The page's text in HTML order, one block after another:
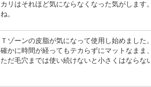
カリはそれほど気にならなくなった気がします
ね。
Ｔゾーンの皮脂が気になって使用し始めました。
確かに時間が経ってもテカらずにマットなまま
ただ毛穴までは使い続けないと小さくはならな